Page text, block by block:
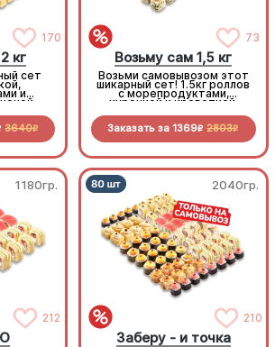
170
кг
сет
и
3640R
73
Возьму сам 1,5 кг
Возьми самовывозом этот
шикарный сет! 1.5кг роллов
с морепродуктами,
курочкой и креветкой.
Заказать за 1369R 2803R
1180гр.
212
2040гр.
210
Заберу - и точка